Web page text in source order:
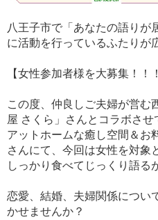
八王子市で「あなたの語りが
に活動を行っているふたりが
【女性参加者様を大募集！！
この度、仲良しご夫婦が営む
屋 さくら」さんとコラボさせ
アットホームな癒し空間＆お
さんにて、今回は女性を対象
しっかり食べてじっくり語る
恋愛、結婚、夫婦関係につい
かせませんか？